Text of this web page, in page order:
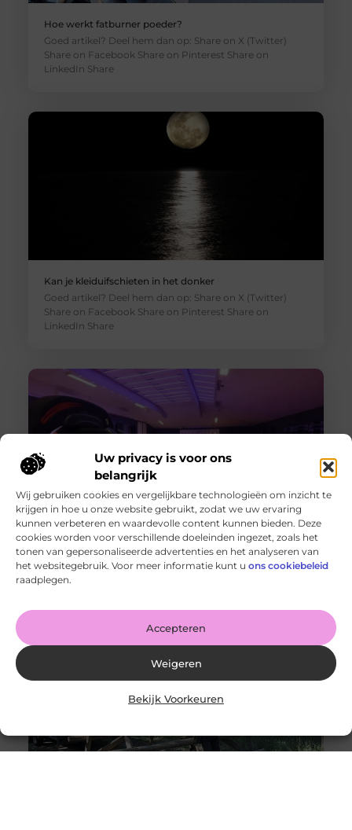
Uw privacy is voor ons
belangrijk
Wij gebruiken cookies en vergelijkbare technologieën om inzicht te
krijgen in hoe u onze website gebruikt, zodat we uw ervaring
kunnen verbeteren en waardevolle content kunnen bieden. Deze
cookies worden voor verschillende doeleinden ingezet, zoals het
tonen van gepersonaliseerde advertenties en het analyseren van
het websitegebruik. Voor meer informatie kunt u ons cookiebeleid
raadplegen.
Accepteren
Weigeren
Bekijk Voorkeuren
Hoe werkt fatburner poeder?
Goed artikel? Deel hem dan op: Share on X (Twitter)
Share on Facebook Share on Pinterest Share on
LinkedIn Share
Kan je kleiduifschieten in het donker
Goed artikel? Deel hem dan op: Share on X (Twitter)
Share on Facebook Share on Pinterest Share on
LinkedIn Share
Fitness bij dé sportschool nabij Delft
Goed artikel? Deel hem dan op: Share on X (Twitter)
Share on Facebook Share on Pinterest Share on
LinkedIn Share